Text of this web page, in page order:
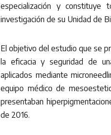
especialización y
investigación de su Unidad de
El objetivo del estudio que se
la eficacia y seguridad de
aplicados mediante
equipo médico de
presentaban
de 2016.